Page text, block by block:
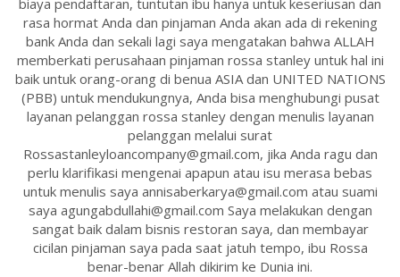
biaya pendaftaran, tuntutan ibu hanya untuk keseriusan dan
rasa hormat Anda dan pinjaman Anda akan ada di rekening
bank Anda dan sekali lagi saya mengatakan bahwa ALLAH
memberkati perusahaan pinjaman rossa stanley untuk hal ini
baik untuk orang-orang di benua ASIA dan UNITED NATIONS
(PBB) untuk mendukungnya, Anda bisa menghubungi pusat
layanan pelanggan rossa stanley dengan menulis layanan
pelanggan melalui surat
Rossastanleyloancompany@gmail.com, jika Anda ragu dan
perlu klarifikasi mengenai apapun atau isu merasa bebas
untuk menulis saya annisaberkarya@gmail.com atau suami
saya agungabdullahi@gmail.com Saya melakukan dengan
sangat baik dalam bisnis restoran saya, dan membayar
cicilan pinjaman saya pada saat jatuh tempo, ibu Rossa
benar-benar Allah dikirim ke Dunia ini.